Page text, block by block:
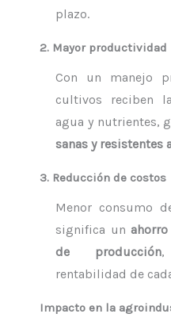
plazo.
2. Mayor productividad
Con un manejo
cultivos reciben
agua y nutrientes,
sanas y resistentes
3. Reducción de costos
Menor consumo
significa un
de producción,
rentabilidad de
Impacto en la